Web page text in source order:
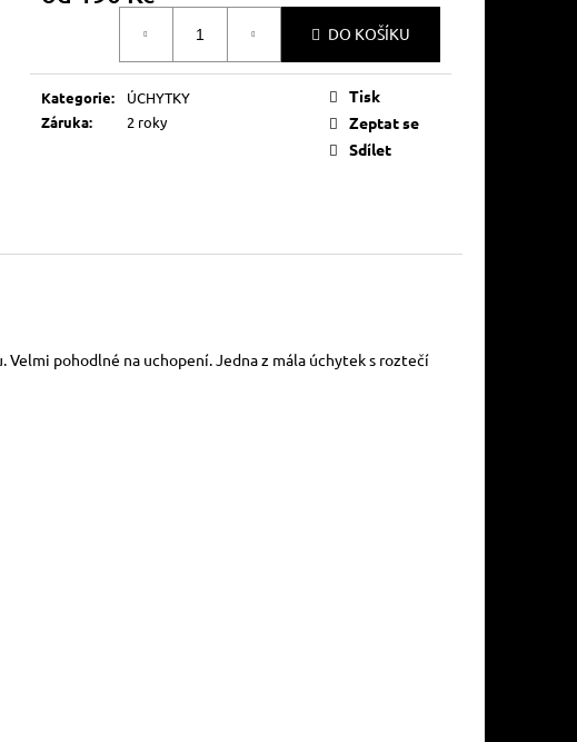
DO KOŠÍKU
Kategorie:
ÚCHYTKY
Záruka: 2 roky
Tisk
Zeptat se
Sdílet
pohodlné na uchopení. Jedna z mála úchytek s roztečí